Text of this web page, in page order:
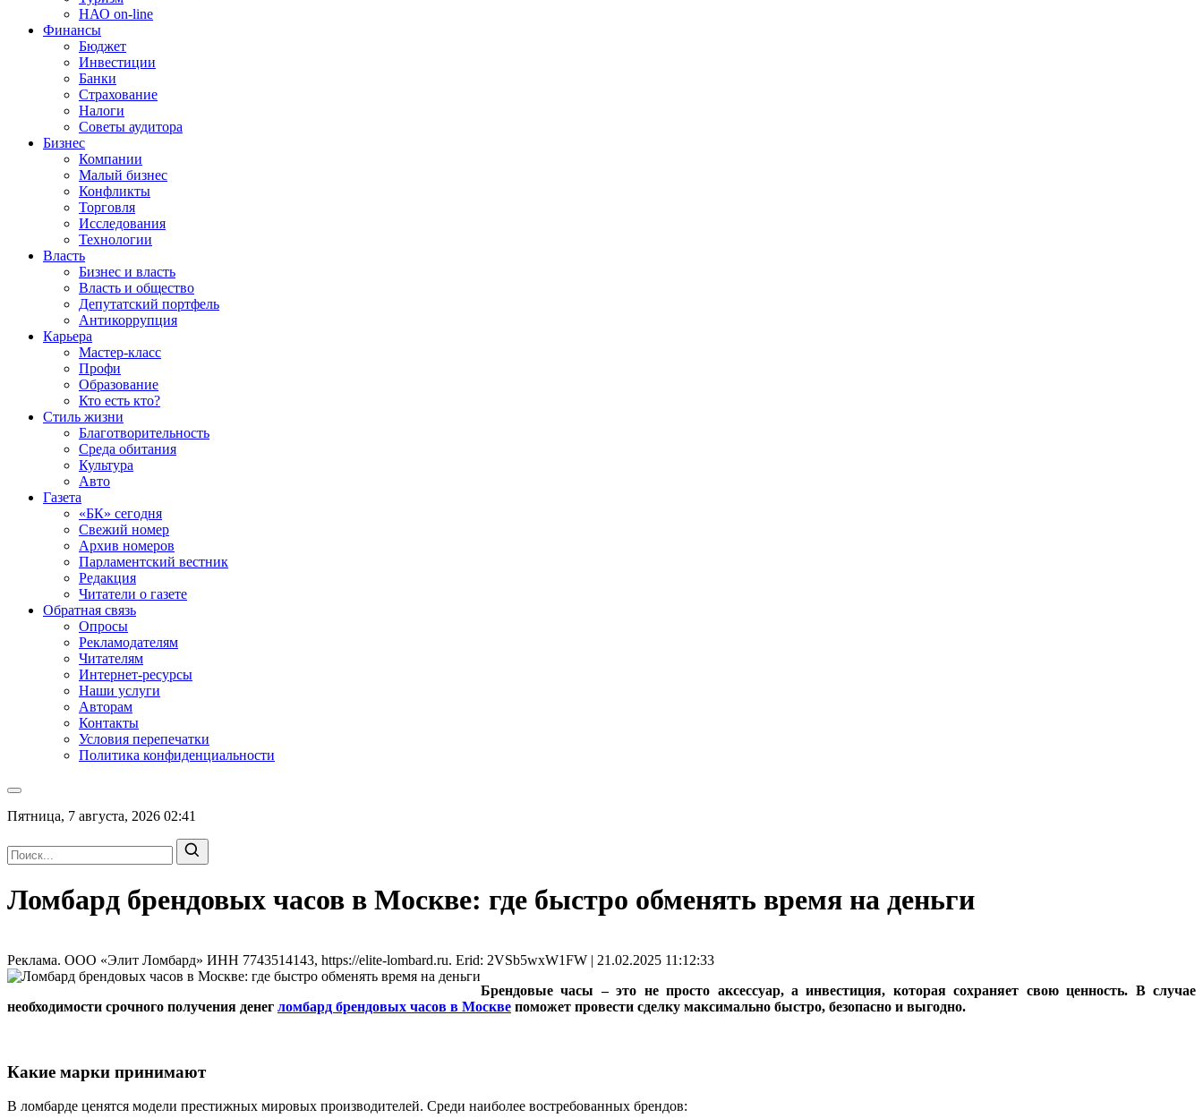
НАО on-line
Финансы
Бюджет
Инвестиции
Банки
Страхование
Налоги
Советы аудитора
Бизнес
Компании
Малый бизнес
Конфликты
Торговля
Исследования
Технологии
Власть
Бизнес и власть
Власть и общество
Депутатский портфель
Антикоррупция
Карьера
Мастер-класс
Профи
Образование
Кто есть кто?
Стиль жизни
Благотворительность
Среда обитания
Культура
Авто
Газета
«БК» сегодня
Свежий номер
Архив номеров
Парламентский вестник
Редакция
Читатели о газете
Обратная связь
Опросы
Рекламодателям
Читателям
Интернет-ресурсы
Наши услуги
Авторам
Контакты
Условия перепечатки
Политика конфиденциальности
Пятница, 7 августа, 2026 02:41
Ломбард брендовых часов в Москве: где быстро обменять время на деньги
Реклама. ООО «Элит Ломбард» ИНН 7743514143, https://elite-lombard.ru. Erid: 2VSb5wxW1FW | 21.02.2025 11:12:33
Брендовые часы – это не просто аксессуар, а инвестиция, которая сохраняет свою ценность. В случае
необходимости срочного получения денег ломбард брендовых часов в Москве поможет провести сделку максимально быстро, безопасно и выгодно.
Какие марки принимают
В ломбарде ценятся модели престижных мировых производителей. Среди наиболее востребованных брендов: